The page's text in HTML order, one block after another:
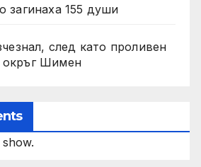
загинаха 155 души
след като проливен
окръг Шимен